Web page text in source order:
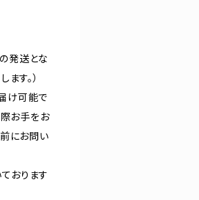
発送とな
す。）
け可能で
際お手をお
にお問い
おります